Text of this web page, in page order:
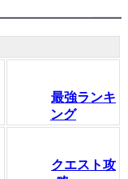
最強ランキ
ング
クエスト攻